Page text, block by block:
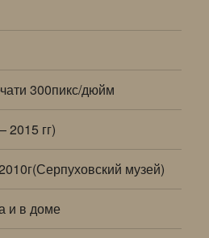
300пикс/дюйм
гг)
музей)
и в доме